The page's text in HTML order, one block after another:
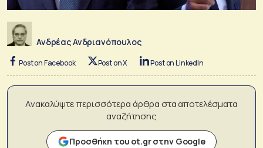
Ανδρέας Ανδριανόπουλος
Post on Facebook Post on X Post on LinkedIn
Ανακαλύψτε περισσότερα άρθρα στα αποτελέσματα
αναζήτησης
Προσθήκη του ot.gr στην Google